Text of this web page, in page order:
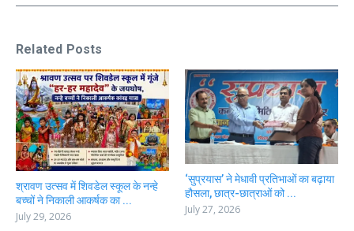
Related Posts
श्रावण उत्सव में शिवडेल स्कूल के नन्हे
बच्चों ने निकाली आकर्षक का ...
July 29, 2026
‘सुप्रयास’ ने मेधावी प्रतिभाओं का बढ़ाया
हौसला, छात्र-छात्राओं को ...
July 27, 2026